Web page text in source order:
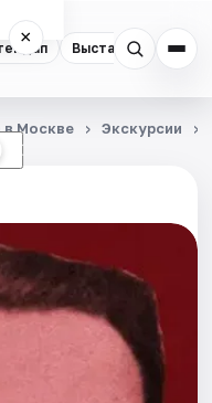
Выставки
×
☾
в Москве Экскурсии